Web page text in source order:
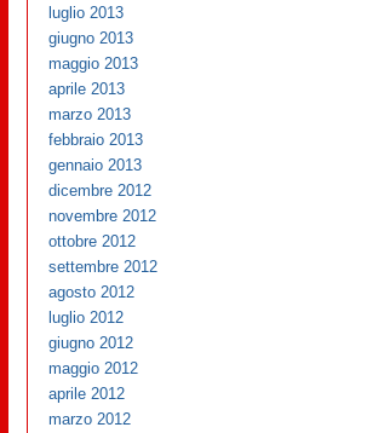
luglio 2013
giugno 2013
maggio 2013
aprile 2013
marzo 2013
febbraio 2013
gennaio 2013
dicembre 2012
novembre 2012
ottobre 2012
settembre 2012
agosto 2012
luglio 2012
giugno 2012
maggio 2012
aprile 2012
marzo 2012